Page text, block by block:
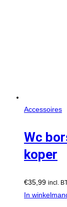
Accessoires
Wc
koper
€35,99 incl.
In